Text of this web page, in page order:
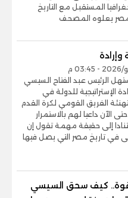
المستقبل مع التاريخ
مصر يعلوه المصحف
وإرادة
الرئيس عبد الفتاح السيسي
الإستراتيجية للدولة في
الفريق القومي لكرة القدم
الآن داعيا لهم بالاستمرار
إلى حقيقة مهمة تقول إن
في تاريخ مصر التي يصل فيها
كيف سحق السيسي